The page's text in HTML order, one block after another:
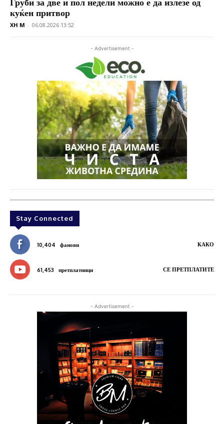
куќен притвор
XH M - 06.08.2026 13:52
- Advertisement -
Stay Connected
10,404 фанови КАКО
61,453 претплатници СЕ ПРЕТПЛАТИТЕ
- Advertisement -